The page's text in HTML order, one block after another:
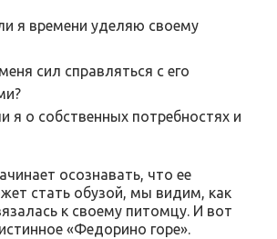
я времени уделяю своему
сил справляться с его
я о собственных потребностях и
осознавать, что ее
стать обузой, мы видим, как
к своему питомцу. И вот
«Федорино горе».